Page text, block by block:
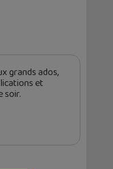
grands ados,
et
soir.